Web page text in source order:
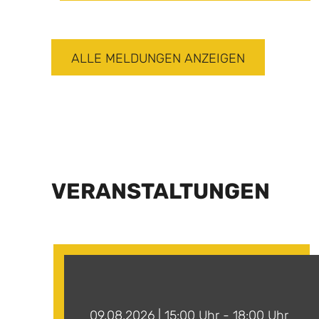
ALLE MELDUNGEN ANZEIGEN
VERANSTALTUNGEN
09.08.2026 | 15:00 Uhr - 18:00 Uhr